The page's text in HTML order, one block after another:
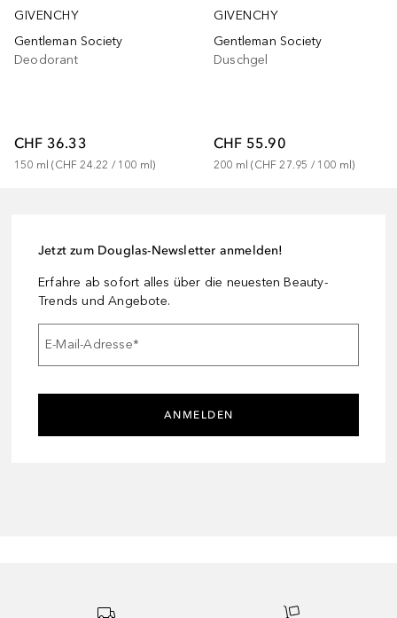
GIVENCHY
Gentleman Society
Deodorant
CHF 36.33
150 ml (CHF 24.22 / 100 ml)
GIVENCHY
Gentleman Society
Duschgel
CHF 55.90
200 ml (CHF 27.95 / 100 ml)
Jetzt zum Douglas-Newsletter anmelden!
Erfahre ab sofort alles über die neuesten Beauty-
Trends und Angebote.
E-Mail-Adresse*
ANMELDEN